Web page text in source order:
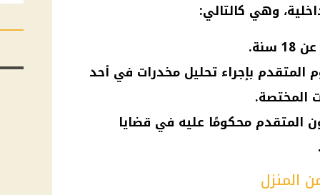
وهي كالتالي:
المتقدم بإجراء تحليل مخدرات في أحد
المختصة.
المتقدم محكومًا عليه في قضايا
المنزل